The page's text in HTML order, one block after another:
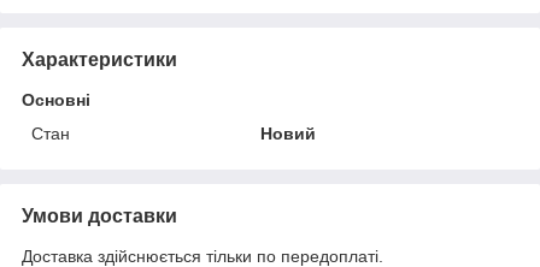
Характеристики
Основні
Стан
Новий
Умови доставки
Доставка здійснюється тільки по передоплаті.